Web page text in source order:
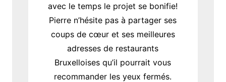
avec le temps le projet se bonifie!
Pierre n’hésite pas à partager ses
coups de cœur et ses meilleures
adresses de restaurants
Bruxelloises qu’il pourrait vous
recommander les yeux fermés.